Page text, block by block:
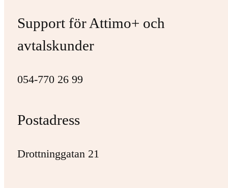
Support för Attimo+ och
avtalskunder
054-770 26 99
Postadress
Drottninggatan 21